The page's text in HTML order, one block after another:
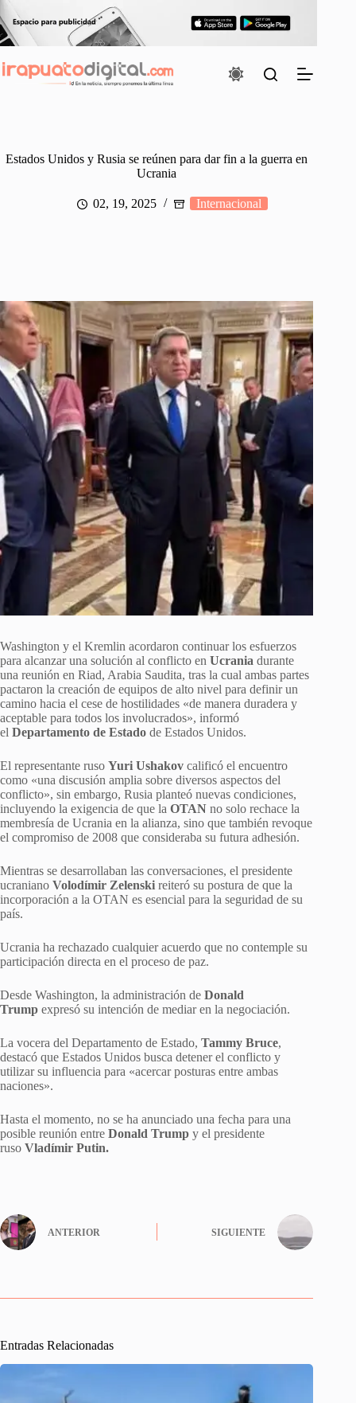
al
contenido
Estados Unidos y Rusia se reúnen para dar fin a la guerra en
Ucrania
02, 19, 2025 Internacional
Washington y el Kremlin acordaron continuar los esfuerzos
para alcanzar una solución al conflicto en Ucrania durante
una reunión en Riad, Arabia Saudita, tras la cual ambas partes
pactaron la creación de equipos de alto nivel para definir un
camino hacia el cese de hostilidades «de manera duradera y
aceptable para todos los involucrados», informó
el Departamento de Estado de Estados Unidos.
El representante ruso Yuri Ushakov calificó el encuentro
como «una discusión amplia sobre diversos aspectos del
conflicto», sin embargo, Rusia planteó nuevas condiciones,
incluyendo la exigencia de que la OTAN no solo rechace la
membresía de Ucrania en la alianza, sino que también revoque
el compromiso de 2008 que consideraba su futura adhesión.
Mientras se desarrollaban las conversaciones, el presidente
ucraniano Volodímir Zelenski reiteró su postura de que la
incorporación a la OTAN es esencial para la seguridad de su
país.
Ucrania ha rechazado cualquier acuerdo que no contemple su
participación directa en el proceso de paz.
Desde Washington, la administración de Donald
Trump expresó su intención de mediar en la negociación.
La vocera del Departamento de Estado, Tammy Bruce,
destacó que Estados Unidos busca detener el conflicto y
utilizar su influencia para «acercar posturas entre ambas
naciones».
Hasta el momento, no se ha anunciado una fecha para una
posible reunión entre Donald Trump y el presidente
ruso Vladímir Putin.
ANTERIOR SIGUIENTE
Entradas Relacionadas